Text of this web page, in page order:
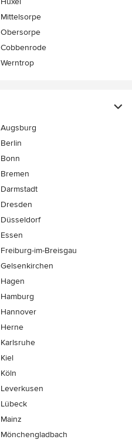
Mittelsorpe
Obersorpe
Cobbenrode
Werntrop
Augsburg
Berlin
Bonn
Bremen
Darmstadt
Dresden
Düsseldorf
Essen
Freiburg-im-Breisgau
Gelsenkirchen
Hagen
Hamburg
Hannover
Herne
Karlsruhe
Kiel
Köln
Leverkusen
Lübeck
Mainz
Mönchen­gladbach